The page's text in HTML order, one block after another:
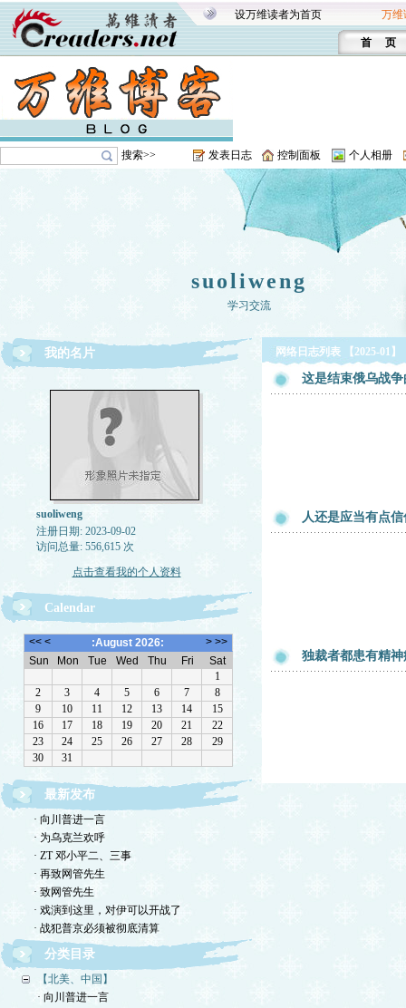
设万维读者为首页 万维
首 页
搜索>> 发表日志 控制面板 个人相册
suoliweng
学习交流
我的名片
suoliweng
注册日期: 2023-09-02
访问总量: 556,615 次
点击查看我的个人资料
Calendar
最新发布
· 向川普进一言
· 为乌克兰欢呼
· ZT 邓小平二、三事
· 再致网管先生
· 致网管先生
· 戏演到这里，对伊可以开战了
· 战犯普京必须被彻底清算
分类目录
【北美、中国】
· 向川普进一言
网络日志列表 【2025-01】
这是结束俄乌战
人还是应当有点
独裁者都患有精神